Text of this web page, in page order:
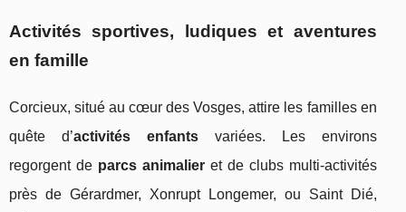
Activités sportives, ludiques et aventures
en famille
Corcieux, situé au cœur des Vosges, attire les familles en
quête d’activités enfantsvariées. Les environs
regorgent de parcs animalieret de clubs multi-activités
près de Gérardmer, Xonrupt Longemer, ou Saint Dié,